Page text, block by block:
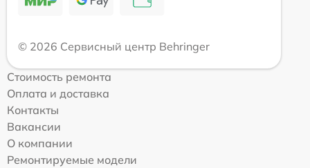
© 2026 Сервисный центр Behringer
Стоимость ремонта
Оплата и доставка
Контакты
Вакансии
О компании
Ремонтируемые модели